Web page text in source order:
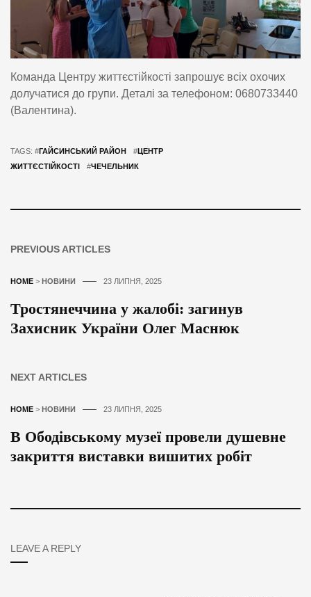
Команда Центру життєстійкості запрошує всіх охочих
долучатися до групи. Деталі за телефоном: 0680733440
(Валентина).
TAGS: #ГАЙСИНСЬКИЙ РАЙОН #ЦЕНТР
ЖИТТЄСТІЙКОСТІ
#ЧЕЧЕЛЬНИК
PREVIOUS ARTICLES
HOME > НОВИНИ 23 ЛИПНЯ, 2025
Тростянеччина у жалобі: загинув
Захисник України Олег Маснюк
NEXT ARTICLES
HOME > НОВИНИ 23 ЛИПНЯ, 2025
В Ободівському музеї провели душевне
закриття виставки вишитих робіт
LEAVE A REPLY